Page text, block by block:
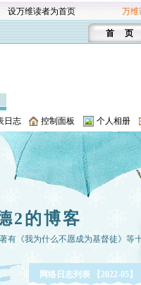
设万维读者为首页 万维
首 页
日志 控制面板 个人相册
2的博客
有《我为什么不愿成为基督徒》等
网络日志列表 【2022-05】